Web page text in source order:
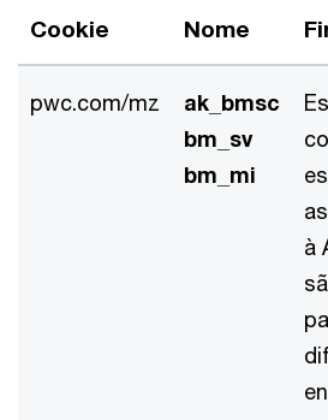
Cookie Nome
pwc.com/mz
ak_bmsc
bm_sv
bm_mi
à